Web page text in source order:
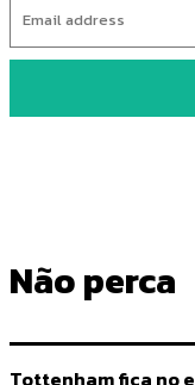
Não perca
Tottenham fica no